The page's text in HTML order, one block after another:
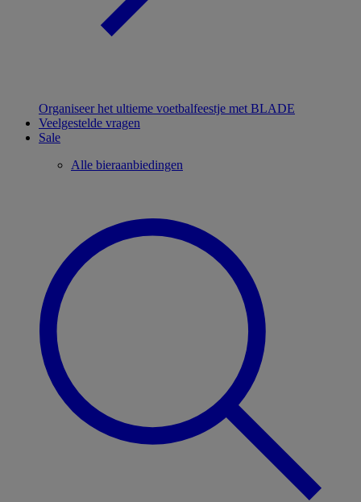
Organiseer het ultieme voetbalfeestje met BLADE
Veelgestelde vragen
Sale
Alle bieraanbiedingen